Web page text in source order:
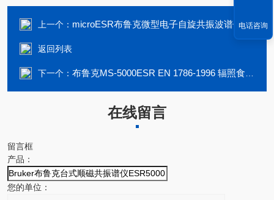
上一个： microESR布鲁克微型电子自旋共振波谱仪
返回列表
下一个： 布鲁克MS-5000ESR EN 1786-1996 辐照食品鉴定
在线留言
留言框
产品：
您的单位：
电话咨询